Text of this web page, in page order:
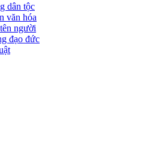
dân tộc
văn hóa
người
đạo đức